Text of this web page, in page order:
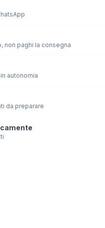
non paghi la consegna
autonomia
da preparare